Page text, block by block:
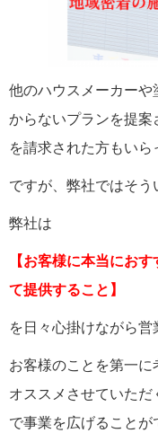
他のハウスメーカー
からないプランを提
を請求された方もいら
ですが、弊社ではそう
弊社は
【お客様に本当にお
て提供すること】
を日々心掛けながら営
お客様のことを第一
オススメさせていただ
で事業を広げることが